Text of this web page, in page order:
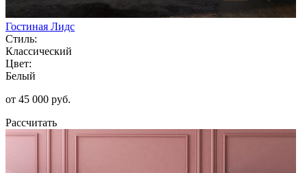
Гостиная Лидс
Стиль:
Классический
Цвет:
Белый
от 45 000 руб.
Рассчитать